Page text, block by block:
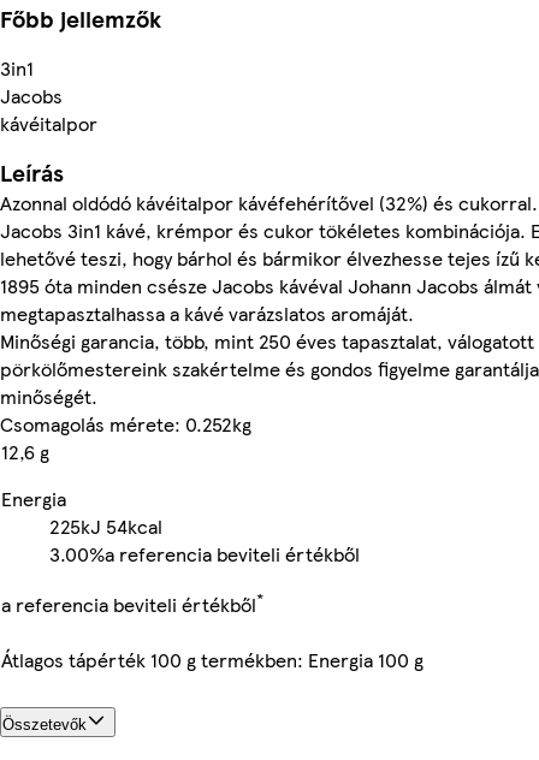
Főbb jellemzők
3in1
Jacobs
kávéitalpor
Leírás
Azonnal oldódó kávéitalpor kávéfehérítővel (32%) és cukorral.
Jacobs 3in1 kávé, krémpor és cukor tökéletes kombinációja.
lehetővé teszi, hogy bárhol és bármikor élvezhesse tejes ízű
1895 óta minden csésze Jacobs kávéval Johann Jacobs
megtapasztalhassa a kávé varázslatos aromáját.
Minőségi garancia, több, mint 250 éves tapasztalat, válogatott
pörkölőmestereink szakértelme és gondos figyelme
minőségét.
Csomagolás mérete: 0.252kg
12,6 g
Energia
225kJ 54kcal
3.00%a referencia beviteli értékből
a referencia beviteli értékből*
Átlagos tápérték 100 g termékben: Energia 100 g
Összetevők